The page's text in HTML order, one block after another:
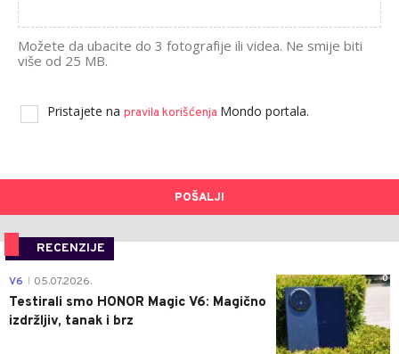
Možete da ubacite do 3 fotografije ili videa. Ne smije biti
više od 25 MB.
Pristajete na pravila korišćenja Mondo portala.
POŠALJI
RECENZIJE
0
V6 05.07.2026.
Testirali smo HONOR Magic V6: Magično
izdržljiv, tanak i brz